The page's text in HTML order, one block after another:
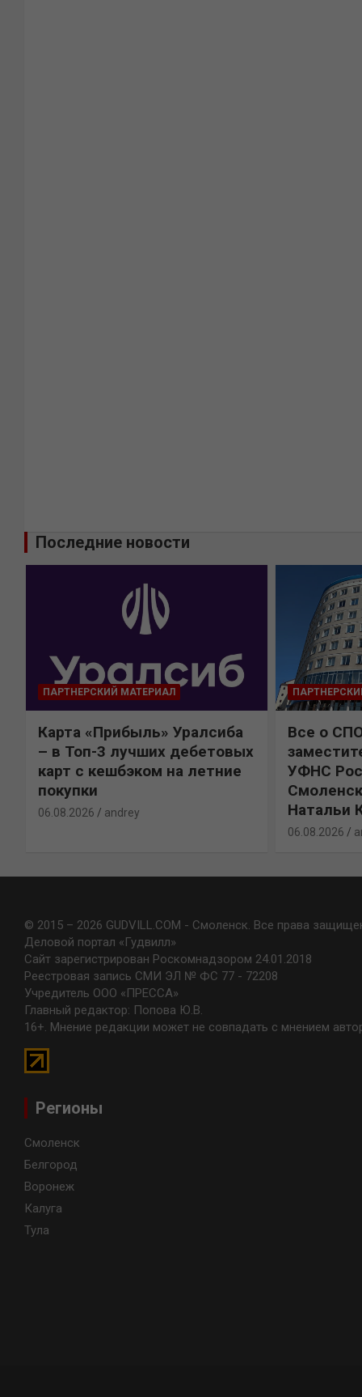
Последние новости
ПАРТНЕРСКИЙ МАТЕРИАЛ
Карта «Прибыль» Уралсиба
– в Топ-3 лучших дебетовых
карт с кешбэком на летние
покупки
06.08.2026 andrey
Все о
УФНС
Натальи
06.08.2026
© 2015 – 2026 GUDVILL.COM - Смоленск. Все права
Деловой портал «Гудвилл»
Сайт зарегистрирован Роскомнадзором 24.01.2018
Реестровая запись СМИ ЭЛ № ФС 77 - 72208
Учредитель ООО «ПРЕССА»
Главный редактор: Попова Ю.В.
16+. Мнение редакции может не совпадать с мнением
Регионы
Смоленск
Белгород
Воронеж
Калуга
Тула